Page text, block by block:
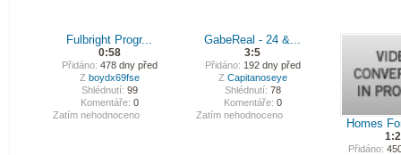
Fulbright Progr...
0:58
Přidáno: 478 dny před
Z boydx69fse
Shlédnutí: 99
Komentáře: 0
Zatím nehodnoceno
GabeReal - 24 &...
3:5
Přidáno: 192 dny před
Z Capitanoseye
Shlédnutí: 78
Komentáře: 0
Zatím nehodnoceno
Homes
Přidáno: